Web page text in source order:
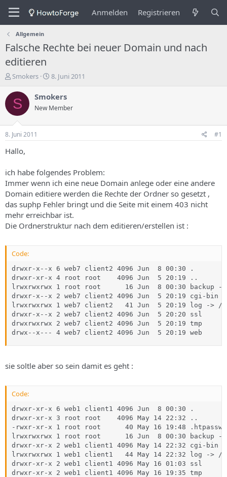
Anmelden Registrieren
Allgemein
Falsche Rechte bei neuer Domain und nach
editieren
E
s
t
e
l
e
r
s
T
h
e
m
a
s
Smokers
E
s
e
d
a
t
u
m
8. Juni 2011
S Smokers
New Member
8. Juni 2011 #1
Hallo,
ich habe folgendes Problem:
Immer wenn ich eine neue Domain anlege oder eine andere
Domain editiere werden die Rechte der Ordner so gesetzt ,
das suphp Fehler bringt und die Seite mit einem 403 nicht
mehr erreichbar ist.
Die Ordnerstruktur nach dem editieren/erstellen ist :
Code:
drwxr-x--x 6 web7 client2 4096 Jun  8 00:30 .
drwxr-xr-x 4 root root    4096 Jun  5 20:19 ..
lrwxrwxrwx 1 root root      16 Jun  8 00:30 backup ->
drwxr-x--x 2 web7 client2 4096 Jun  5 20:19 cgi-bin
lrwxrwxrwx 1 web7 client2   41 Jun  5 20:19 log -> /
drwxr-x--x 2 web7 client2 4096 Jun  5 20:20 ssl
drwxrwxrwx 2 web7 client2 4096 Jun  5 20:19 tmp
drwx--x--- 4 web7 client2 4096 Jun  5 20:19 web
sie soltle aber so sein damit es geht :
Code:
drwxr-xr-x 6 web1 client1 4096 Jun  8 00:30 .
drwxr-xr-x 3 root root    4096 May 14 22:32 ..
-rwxr-xr-x 1 root root      40 May 16 19:48
lrwxrwxrwx 1 root root      16 Jun  8 00:30 backup ->
drwxr-xr-x 2 web1 client1 4096 May 14 22:32 cgi-bin
lrwxrwxrwx 1 web1 client1   44 May 14 22:32 log ->
drwxr-xr-x 2 web1 client1 4096 May 16 01:03 ssl
drwxr-xr-x 2 web1 client1 4096 May 16 19:35 tmp